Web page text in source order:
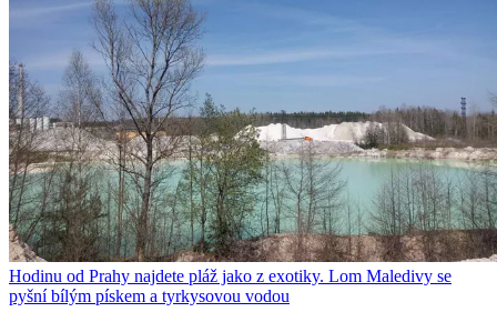
Hodinu od Prahy najdete pláž jako z exotiky. Lom Maledivy se
pyšní bílým pískem a tyrkysovou vodou